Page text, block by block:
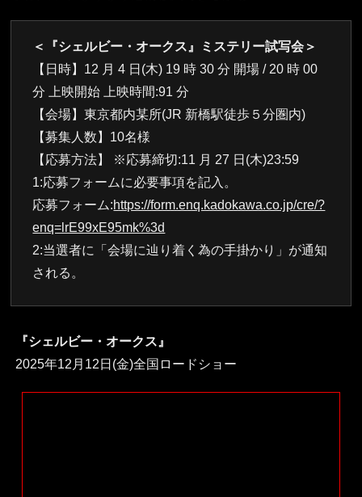
＜『シェルビー・オークス』ミステリー試写会＞
【日時】12 月 4 日(木) 19 時 30 分 開場 / 20 時 00
分 上映開始 上映時間:91 分
【会場】東京都内某所(JR 新橋駅徒歩５分圏内)
【募集人数】10名様
【応募方法】 ※応募締切:11 月 27 日(木)23:59
1:応募フォームに必要事項を記入。
応募フォーム:https://form.enq.kadokawa.co.jp/cre/?
enq=lrE99xE95mk%3d
2:当選者に「会場に辿り着く為の手掛かり」が通知
される。
『シェルビー・オークス』
2025年12月12日(金)全国ロードショー